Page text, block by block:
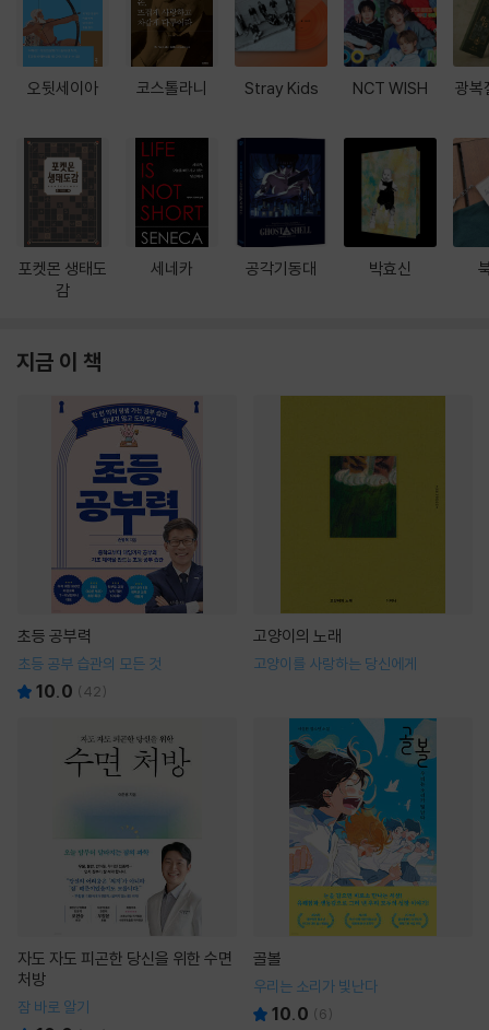
오뒷세이아
포켓몬 생태도
감
코스톨라니
세네카
Stray Kids
공각기동대
NCT WISH
박효신
광복
지금 이 책
초등 공부력
초등 공부 습관의 모든 것
10.0 (42)
고양이의 노래
고양이를 사랑하는 당신에게
자도 자도 피곤한 당신을 위한 수면
처방
잠 바로 알기
골볼
우리는 소리가 빛난다
10.0 (6)